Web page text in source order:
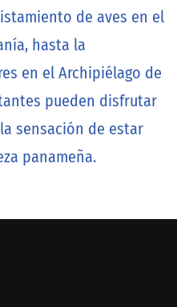
de aves en el
hasta la
en el Archipiélago de
pueden disfrutar
sensación de estar
panameña.